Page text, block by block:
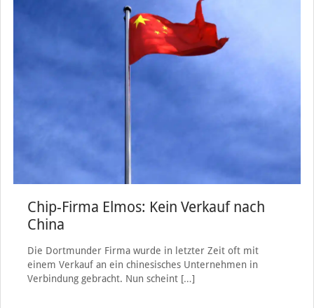
Chip-Firma Elmos: Kein Verkauf nach
China
Die Dortmunder Firma wurde in letzter Zeit oft mit
einem Verkauf an ein chinesisches Unternehmen in
Verbindung gebracht. Nun scheint[…]